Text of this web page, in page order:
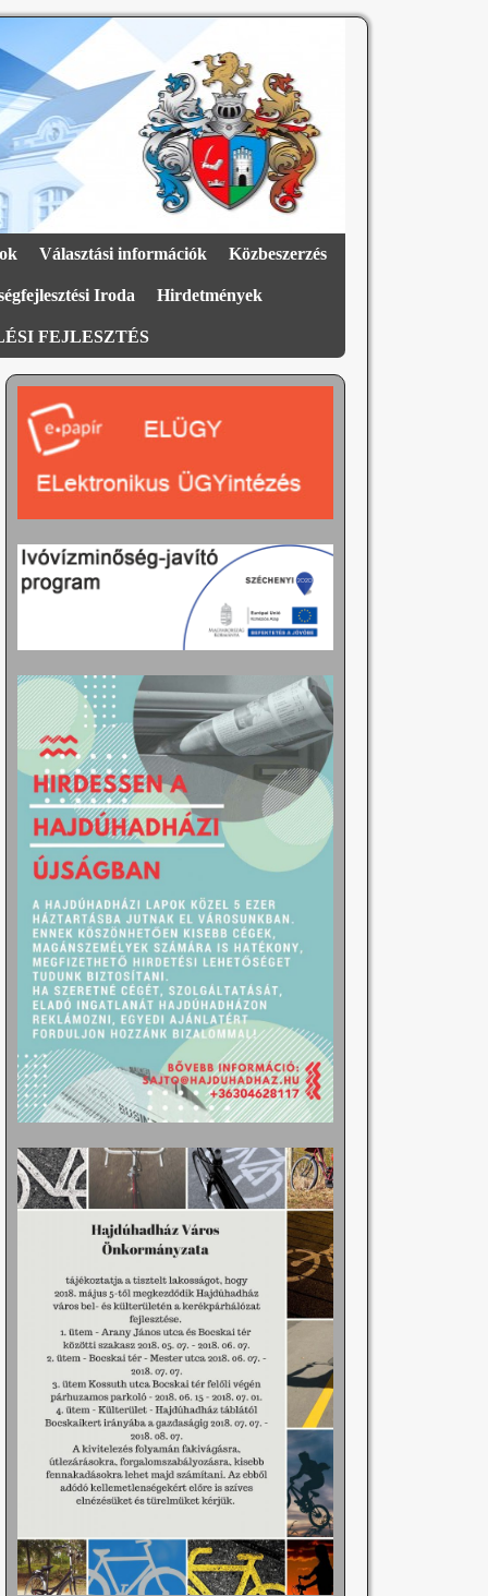
Választási információk Közbeszerzés
Iroda Hirdetmények
FEJLESZTÉS